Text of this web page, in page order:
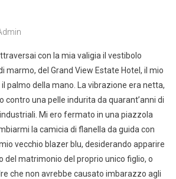
con la mia valigia il vestibolo
marmo, del Grand View Estate Hotel, il mio
palmo della mano. La vibrazione era netta,
contro una pelle indurita da quarant’anni di
Mi ero fermato in una piazzola
la camicia di flanella da guida con
vecchio blazer blu, desiderando apparire
del matrimonio del proprio unico figlio, o
che non avrebbe causato imbarazzo agli